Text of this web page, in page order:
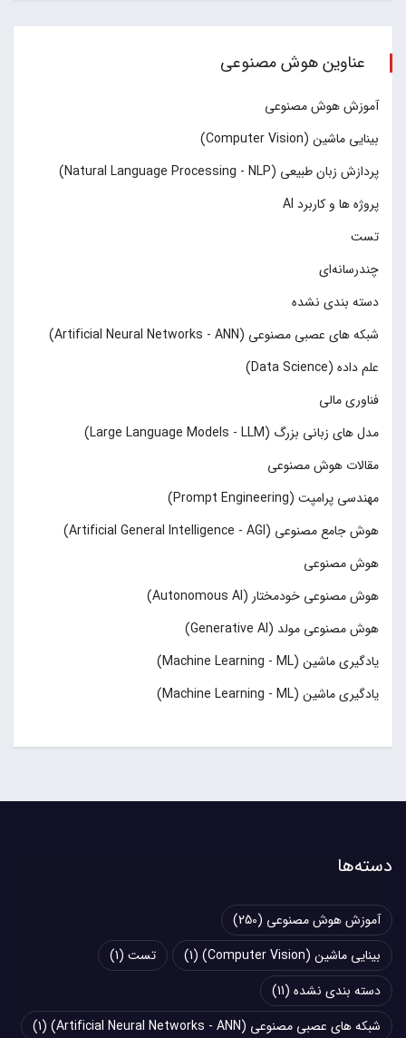
عناوین هوش مصنوعی
آموزش هوش مصنوعی
بینایی ماشین (Computer Vision)
پردازش زبان طبیعی (Natural Language Processing - NLP)
پروژه ها و کاربرد AI
تست
چند‌‌رسانه‌ای
دسته بندی نشده
شبکه های عصبی مصنوعی (Artificial Neural Networks - ANN)
علم داده (Data Science)
فناوری مالی
مدل های زبانی بزرگ (Large Language Models - LLM)
مقالات هوش مصنوعی
مهندسی پرامپت (Prompt Engineering)
هوش جامع مصنوعی (Artificial General Intelligence - AGI)
هوش مصنوعی
هوش مصنوعی خودمختار (Autonomous AI)
هوش مصنوعی مولد (Generative AI)
یادگیری ماشین (Machine Learning - ML)
یادگیری ماشین (Machine Learning - ML)
دسته‌ها
آموزش هوش مصنوعی (250)
بینایی ماشین (Computer Vision)
(1) تست (1)
دسته بندی نشده (11)
شبکه های عصبی مصنوعی (Artificial Neural Networks - ANN)
(1)